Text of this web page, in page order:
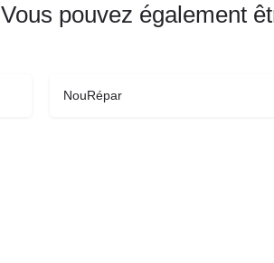
Vous pouvez également
NouRépar